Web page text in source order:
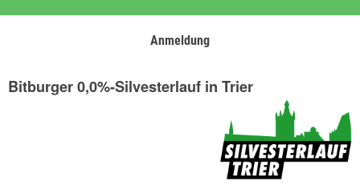
Anmeldung
Bitburger 0,0%-Silvesterlauf in Trier